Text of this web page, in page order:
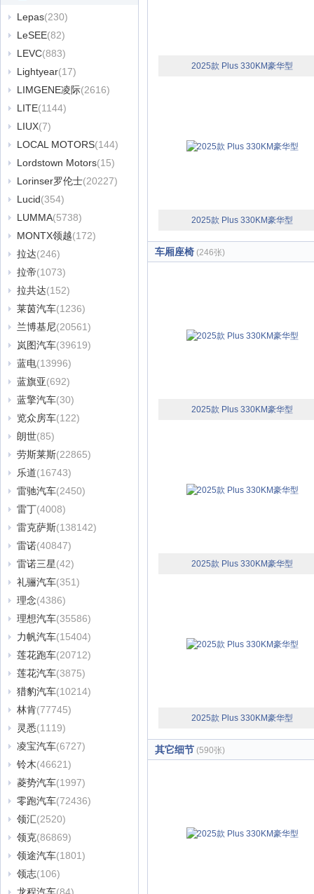
Lepas(230)
LeSEE(82)
LEVC(883)
Lightyear(17)
LIMGENE凌际(2616)
LITE(1144)
LIUX(7)
LOCAL MOTORS(144)
Lordstown Motors(15)
Lorinser罗伦士(20227)
Lucid(354)
LUMMA(5738)
MONTX领越(172)
拉达(246)
拉帝(1073)
拉共达(152)
莱茵汽车(1236)
兰博基尼(20561)
岚图汽车(39619)
蓝电(13996)
蓝旗亚(692)
蓝擎汽车(30)
览众房车(122)
朗世(85)
劳斯莱斯(22865)
乐道(16743)
雷驰汽车(2450)
雷丁(4008)
雷克萨斯(138142)
雷诺(40847)
雷诺三星(42)
礼骊汽车(351)
理念(4386)
理想汽车(35586)
力帆汽车(15404)
莲花跑车(20712)
莲花汽车(3875)
猎豹汽车(10214)
林肯(77745)
灵悉(1119)
凌宝汽车(6727)
铃木(46621)
菱势汽车(1997)
零跑汽车(72436)
领汇(2520)
领克(86869)
领途汽车(1801)
领志(106)
2025款 Plus 330KM豪华型
2025款 Plus 330KM豪华型
车厢座椅 (246张)
2025款 Plus 330KM豪华型
2025款 Plus 330KM豪华型
2025款 Plus 330KM豪华型
其它细节 (590张)